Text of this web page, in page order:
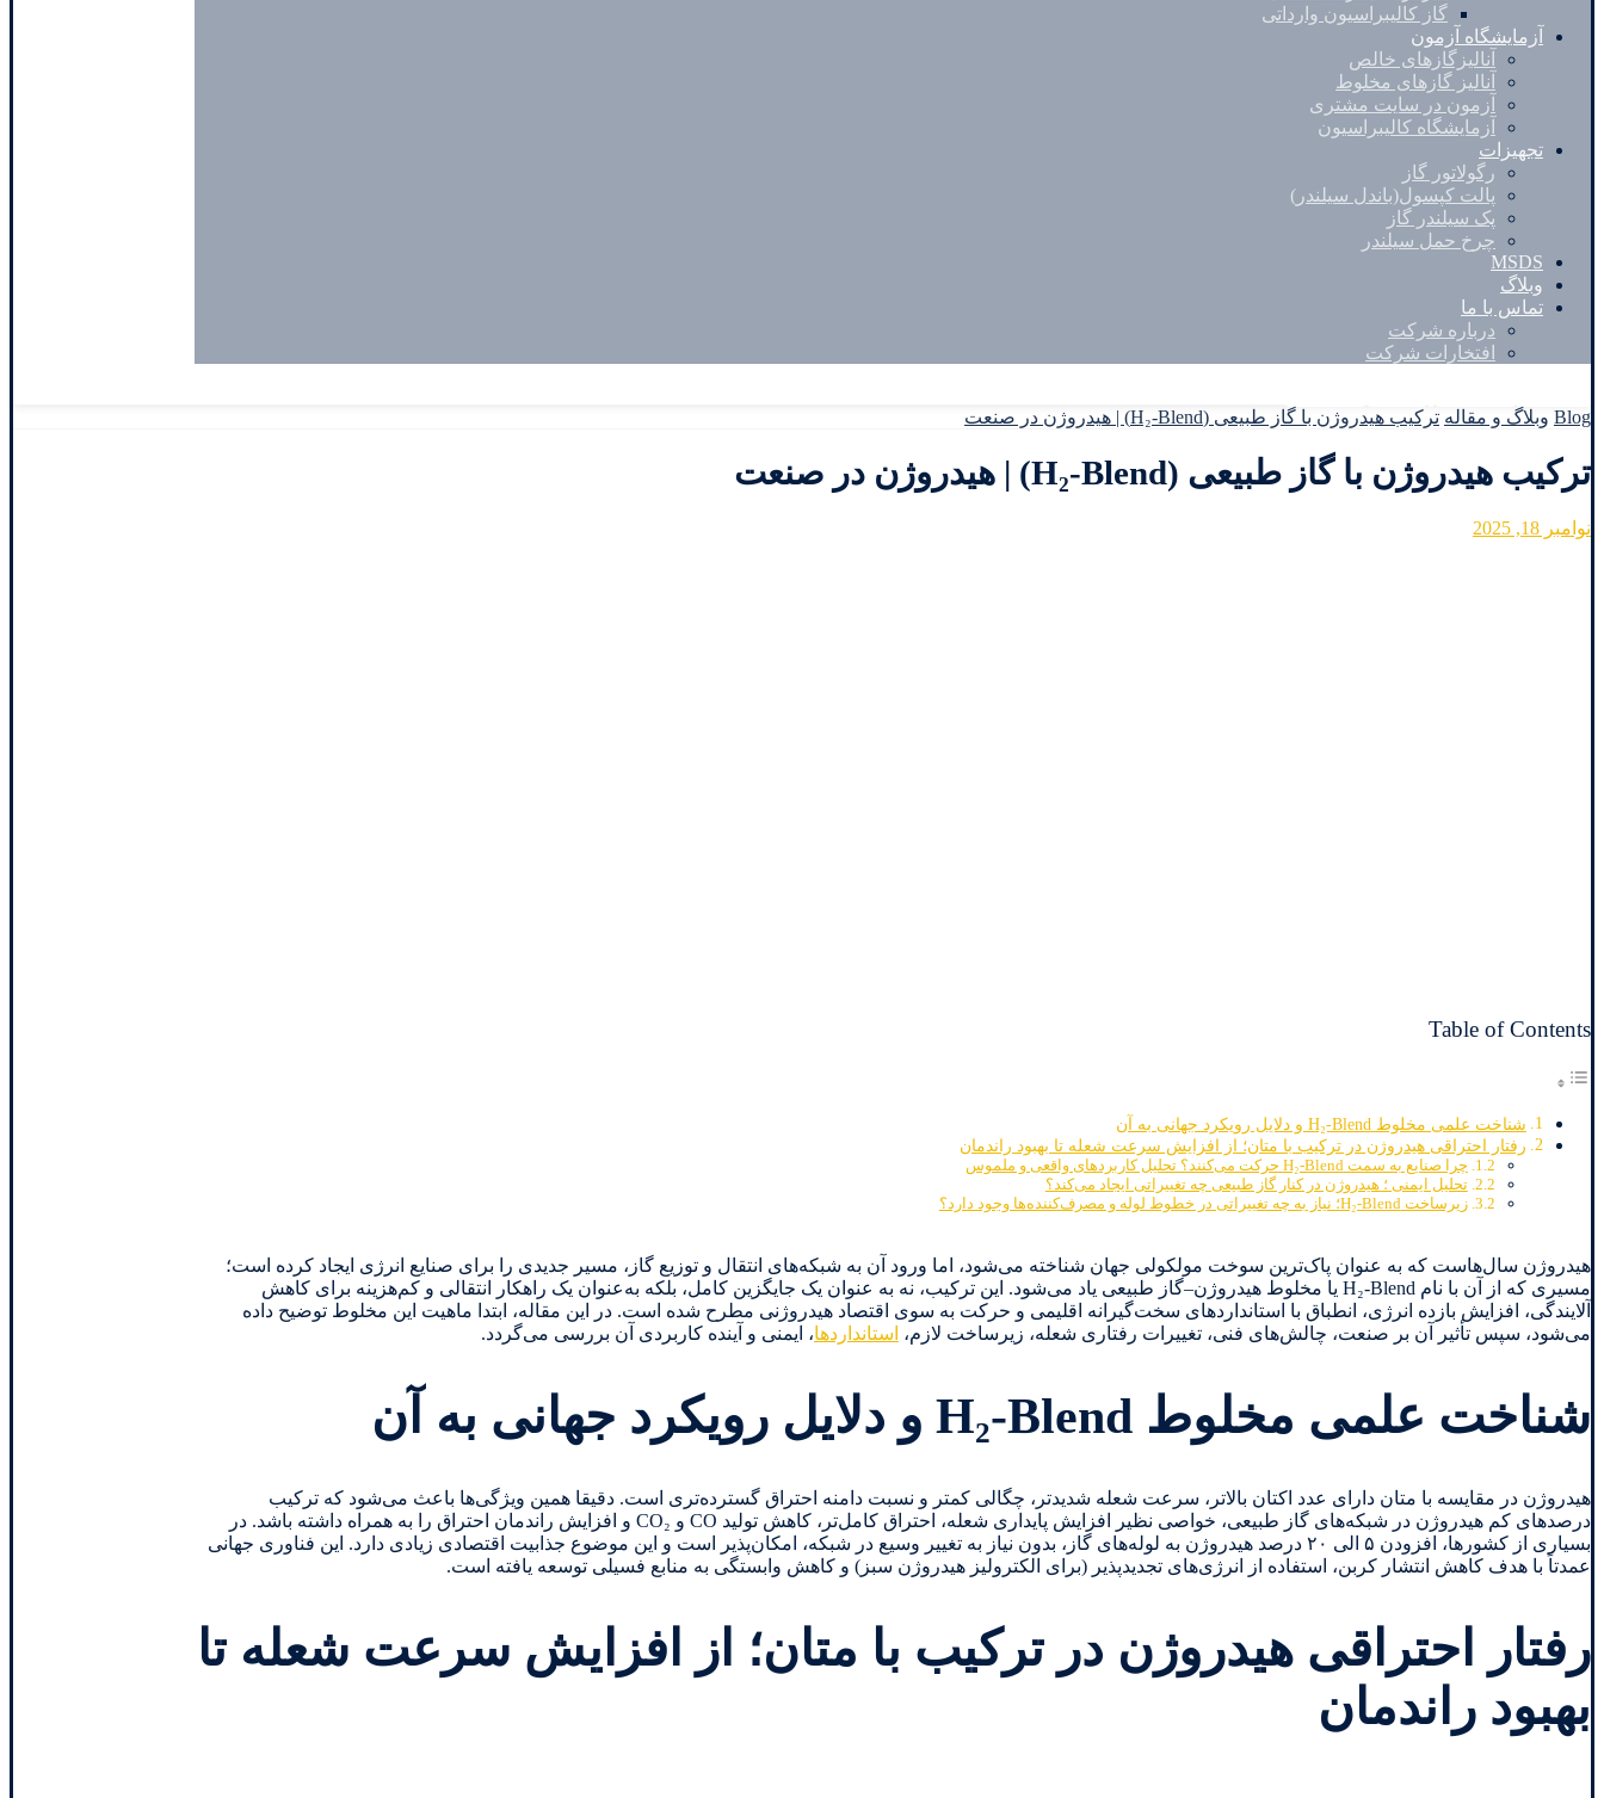
گاز کالیبراسیون وارداتی
آزمایشگاه آزمون
آنالیزگازهای خالص
آنالیز گازهای مخلوط
آزمون در سایت مشتری
آزمایشگاه کالیبراسیون
تجهیزات
رگولاتور گاز
پالت کپسول(باندل سیلندر)
پک سیلندر گاز
چرخ حمل سیلندر
MSDS
وبلاگ
تماس با ما
درباره شرکت
افتخارات شرکت
Blog وبلاگ و مقاله ترکیب هیدروژن با گاز طبیعی (H₂-Blend) | هیدروژن در صنعت
ترکیب هیدروژن با گاز طبیعی (H₂-Blend) | هیدروژن در صنعت
نوامبر 18, 2025
Table of Contents
شناخت علمی مخلوط H₂-Blend و دلایل رویکرد جهانی به آن
رفتار احتراقی هیدروژن در ترکیب با متان؛ از افزایش سرعت شعله تا بهبود راندمان
چرا صنایع به سمت H₂-Blend حرکت می‌کنند؟ تحلیل کاربردهای واقعی و ملموس
تحلیل ایمنی ؛ هیدروژن در کنار گاز طبیعی چه تغییراتی ایجاد می‌کند؟
زیرساخت H₂-Blend؛ نیاز به چه تغییراتی در خطوط لوله و مصرف‌کننده‌ها وجود دارد؟
هیدروژن سال‌هاست که به عنوان پاک‌ترین سوخت مولکولی جهان شناخته می‌شود، اما ورود آن به شبکه‌های انتقال و توزیع گاز، مسیر جدیدی را برای صنایع انرژی ایجاد کرده است؛
مسیری که از آن با نام H₂-Blend یا مخلوط هیدروژن–گاز طبیعی یاد می‌شود. این ترکیب، نه به عنوان یک جایگزین کامل، بلکه به‌عنوان یک راهکار انتقالی و کم‌هزینه برای کاهش
آلایندگی، افزایش بازده انرژی، انطباق با استانداردهای سخت‌گیرانه اقلیمی و حرکت به سوی اقتصاد هیدروژنی مطرح شده است. در این مقاله، ابتدا ماهیت این مخلوط توضیح داده
می‌شود، سپس تأثیر آن بر صنعت، چالش‌های فنی، تغییرات رفتاری شعله، زیرساخت لازم، استانداردها، ایمنی و آینده کاربردی آن بررسی می‌گردد.
شناخت علمی مخلوط H₂-Blend و دلایل رویکرد جهانی به آن
هیدروژن در مقایسه با متان دارای عدد اکتان بالاتر، سرعت شعله شدیدتر، چگالی کمتر و نسبت دامنه احتراق گسترده‌تری است. دقیقا همین ویژگی‌ها باعث می‌شود که ترکیب
درصدهای کم هیدروژن در شبکه‌های گاز طبیعی، خواصی نظیر افزایش پایداری شعله، احتراق کامل‌تر، کاهش تولید CO و CO₂ و افزایش راندمان احتراق را به همراه داشته باشد. در
بسیاری از کشورها، افزودن ۵ الی ۲۰ درصد هیدروژن به لوله‌های گاز، بدون نیاز به تغییر وسیع در شبکه، امکان‌پذیر است و این موضوع جذابیت اقتصادی زیادی دارد. این فناوری جهانی
عمدتاً با هدف کاهش انتشار کربن، استفاده از انرژی‌های تجدیدپذیر (برای الکترولیز هیدروژن سبز) و کاهش وابستگی به منابع فسیلی توسعه یافته است.
رفتار احتراقی هیدروژن در ترکیب با متان؛ از افزایش سرعت شعله تا
بهبود راندمان